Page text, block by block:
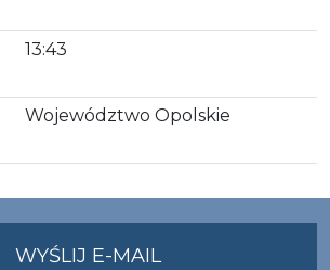
13:43
Województwo Opolskie
WYŚLIJ E-MAILNA